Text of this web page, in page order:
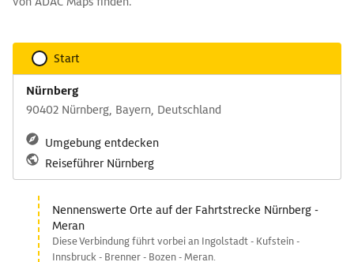
Start
Nürnberg
90402 Nürnberg, Bayern, Deutschland
Umgebung entdecken
Reiseführer Nürnberg
Nennenswerte Orte auf der Fahrtstrecke Nürnberg -
Meran
Diese Verbindung führt vorbei an Ingolstadt - Kufstein -
Innsbruck - Brenner - Bozen - Meran.